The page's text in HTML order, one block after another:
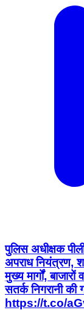
पुलिस अधीक्षक
अपराध नियंत्रण,
मुख्य मार्गों,
सतर्क निगरानी
https://t.co/